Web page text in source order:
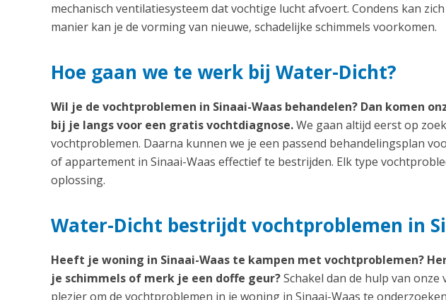
mechanisch ventilatiesysteem dat vochtige lucht afvoert. Condens kan
manier kan je de vorming van nieuwe, schadelijke schimmels voorkomen.
Hoe gaan we te werk bij Water-Dicht?
Wil je de vochtproblemen in Sinaai-Waas behandelen? Dan komen
bij je langs voor een gratis vochtdiagnose.We gaan altijd eerst op
vochtproblemen. Daarna kunnen we je een passend behandelingsplan
of appartement in Sinaai-Waas effectief te bestrijden. Elk type
oplossing.
Water-Dicht bestrijdt vochtproblemen in
Heeft je woning in Sinaai-Waas te kampen met vochtproblemen?
je schimmels of merk je een doffe geur?Schakel dan de hulp van
plezier om de vochtproblemen in je woning in Sinaai-Waas te